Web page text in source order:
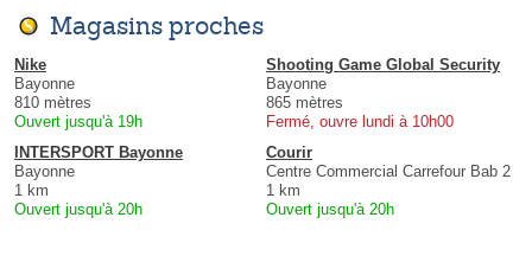
Magasins proches
Nike
Bayonne
810 mètres
Ouvert jusqu'à 19h
Shooting Game Global Security
Bayonne
865 mètres
Fermé, ouvre lundi à 10h00
INTERSPORT Bayonne
Bayonne
1 km
Ouvert jusqu'à 20h
Courir
Centre Commercial Carrefour Bab 2
1 km
Ouvert jusqu'à 20h